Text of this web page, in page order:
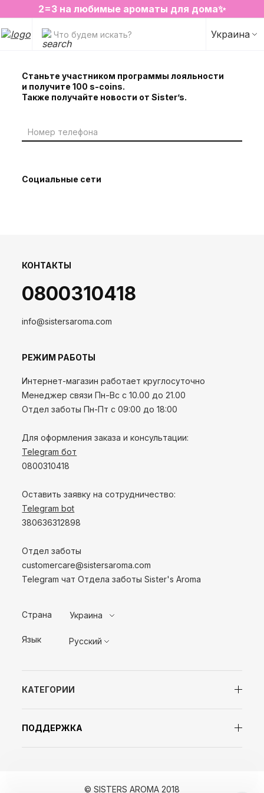
2=3 на любимые ароматы для дома✨
SALE на избранные товары
Что будем искать? Украина
Станьте участником программы лояльности
и получите 100 s-coins.
Также получайте новости от Sister’s.
Социальные сети
КОНТАКТЫ
0800310418
info@sistersaroma.com
РЕЖИМ РАБОТЫ
Интернет-магазин работает круглосуточно
Менеджер связи Пн-Вс с 10.00 до 21.00
Отдел заботы Пн-Пт с 09:00 до 18:00
Для оформления заказа и консультации:
Telegram бот
0800310418
Оставить заявку на сотрудничество:
Telegram bot
380636312898
Отдел заботы
customercare@sistersaroma.com
Telegram чат Отдела заботы Sister's Aroma
КАТЕГОРИИ
ПОДДЕРЖКА
Страна Украина
Язык Русский
© SISTERS AROMA 2018